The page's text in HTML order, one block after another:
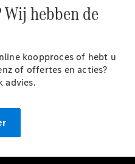
hebben de
koopproces of hebt u
of offertes en acties?
advies.